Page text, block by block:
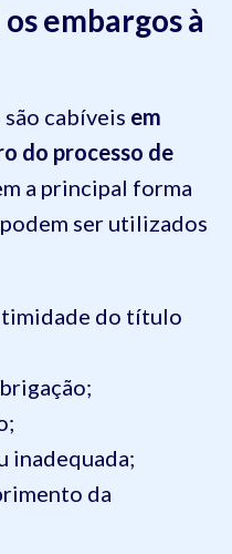
embargos à
são cabíveis em
do processo de
a principal forma
ser utilizados
do título
inadequada;
da